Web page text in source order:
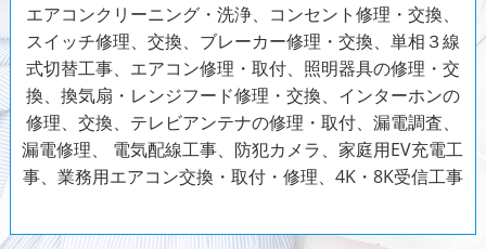
エアコンクリーニング・洗浄、コンセント修理・交換、
スイッチ修理、交換、ブレーカー修理・交換、単相３線
式切替工事、エアコン修理・取付、照明器具の修理・交
換、換気扇・レンジフード修理・交換、インターホンの
修理、交換、テレビアンテナの修理・取付、漏電調査、
漏電修理、 電気配線工事、防犯カメラ、家庭用EV充電工
事、業務用エアコン交換・取付・修理、4K・8K受信工事